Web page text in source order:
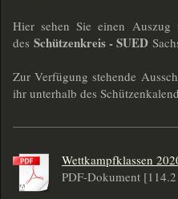
Hier sehen Sie einen Auszug
des Schützenkreis - SUED
Zur Verfügung stehende
ihr unterhalb des
Wettkampfklassen
PDF-Dokument